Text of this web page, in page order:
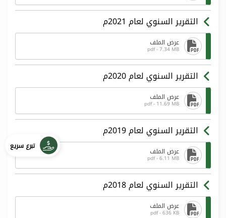
التقرير السنوي لعام 2021م
عرض الملف
pdf - 7.34 MB
التقرير السنوي لعام 2020م
عرض الملف
pdf - 11.69 MB
التقرير السنوي لعام 2019م
عرض الملف
pdf - 6.11 MB
التقرير السنوي لعام 2018م
عرض الملف
pdf - 636 KB
تبرع سريع